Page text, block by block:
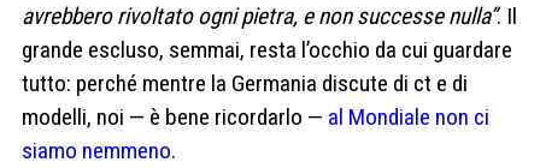
avrebbero rivoltato ogni pietra, e non successe nulla”. Il
grande escluso, semmai, resta l’occhio da cui guardare
tutto: perché mentre la Germania discute di ct e di
modelli, noi — è bene ricordarlo — al Mondiale non ci
siamo nemmeno.